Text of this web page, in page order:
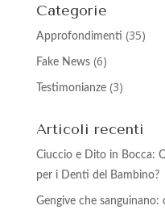
Categorie
Approfondimenti (35)
Fake News(6)
Testimonianze(3)
Articoli recenti
Ciuccio e Dito in Bocca:
per i Denti del Bambino?
Gengive che sanguinano: